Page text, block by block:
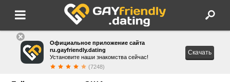
Официальное приложение сайта
ru.gayfriendly.dating
Установите наши знакомства сейчас!
(7248)
Скачать